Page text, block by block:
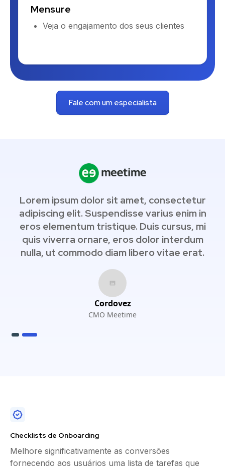
Mensure
Veja o engajamento dos seus clientes
Fale com um especialista
Lorem ipsum dolor sit amet, consectetur
adipiscing elit. Suspendisse varius enim in
eros elementum tristique. Duis cursus, mi
quis viverra ornare, eros dolor interdum
nulla, ut commodo diam libero vitae erat.
Cordovez
CMO Meetime
Slide 2 of 2.
Checklists de Onboarding
Melhore significativamente as conversões
fornecendo aos usuários uma lista de tarefas que